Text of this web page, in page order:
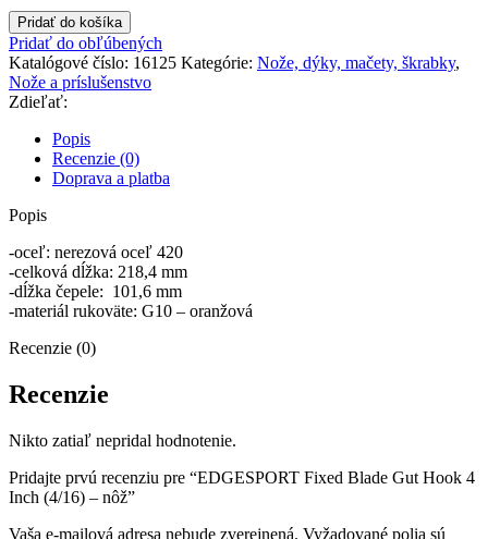
množstvo
EDGESPORT
Fixed
Blade
Gut
Inch
(4/16)
nôž
Pridať do košíka
Pridať do obľúbených
Katalógové číslo: 16125 Kategórie: Nože, dýky, mačety, škrabky,
Nože a príslušenstvo
Zdieľať:
Popis
Recenzie (0)
Doprava a platba
Popis
-oceľ: nerezová oceľ 420
-celková dĺžka: 218,4 mm
-dĺžka čepele: 101,6 mm
-materiál rukoväte: G10 – oranžová
Recenzie (0)
Recenzie
Nikto zatiaľ nepridal hodnotenie.
Pridajte prvú recenziu pre “EDGESPORT Fixed Blade Gut Hook 4
Inch (4/16) – nôž”
Vaša e-mailová adresa nebude zverejnená. Vyžadované polia sú